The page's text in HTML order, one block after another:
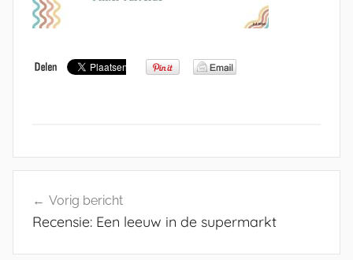
navigatie
Vorig bericht
Recensie: Een leeuw in de supermarkt